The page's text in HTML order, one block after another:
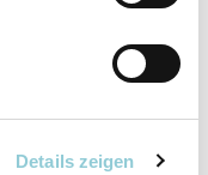
Details zeigen